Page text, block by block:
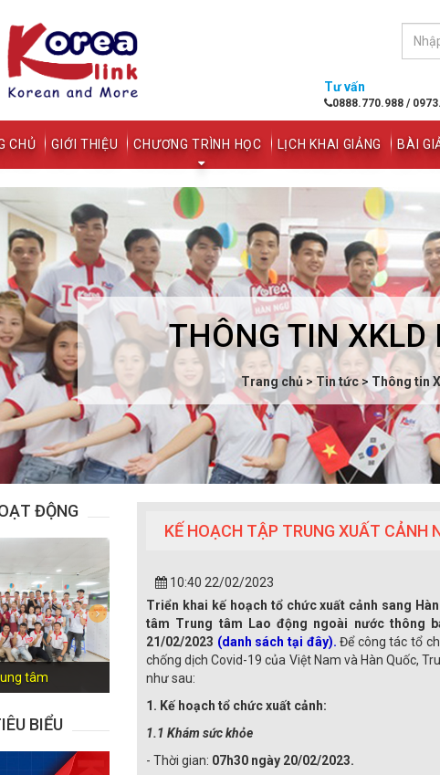
Tư vấn
0888.770.988 /
CHỦ GIỚI THIỆU CHƯƠNG TRÌNH HỌC LỊCH KHAI GIẢNG BÀI
THÔNG TIN XKLD
Trang chủ > Tin tức > Thông tin
ĐỘNG
tâm
Next
BIỂU
KẾ HOẠCH TẬP TRUNG XUẤT CẢNH
10:40 22/02/2023
Triển khai kế hoạch tổ chức xuất cảnh sang
tâm Trung tâm Lao động ngoài nước thông
21/02/2023 (danh sách tại đây).Để công tác tổ
chống dịch Covid-19 của Việt Nam và Hàn Quốc,
như sau:
1. Kế hoạch tổ chức xuất cảnh:
1.1 Khám sức khỏe
- Thời gian: 07h30 ngày 20/02/2023.